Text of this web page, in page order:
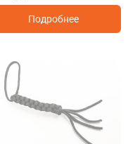
Подробнее